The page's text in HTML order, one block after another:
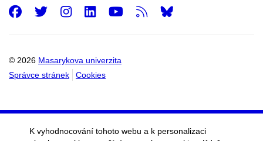
© 2026 Masarykova univerzita
Správce stránek
Cookies
Facebook
Twitter
Instagram
LinkedIn
Youtube
RSS
K vyhodnocování tohoto webu a k personalizaci